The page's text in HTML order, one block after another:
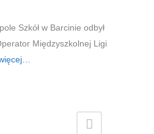
Szkół w Barcinie odbył
Międzyszkolnej Ligi